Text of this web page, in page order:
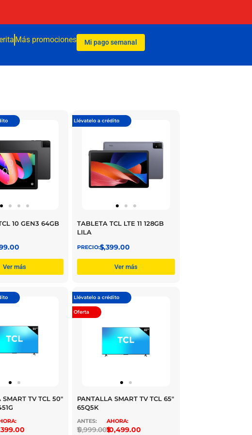
Más promociones Mi pago semanal
10 GEN3 64GB
Ver más
Llévatelo a crédito
TABLETA TCL LTE 11 128GB
LILA
$
5,399.00
Ver más
SMART TV TCL 50″
Llévatelo a crédito
Oferta
PANTALLA SMART TV TCL 65″
65Q5K
$
11,999.00$
10,499.00